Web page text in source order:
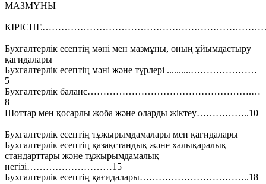
МАЗМҰНЫ
Бухгалтерлік есептің мәні мен мазмұны, оның ұйымдастыру
қағидалары
Бухгалтерлік есептің мәні және түрлері ..........…………………
5
Бухгалтерлік баланс…………………………………………….…
8
Шоттар мен қосарлы жоба және оларды жіктеу……………..10
Бухгалтерлік есептің тұжырымдамалары мен қағидалары
Бухгалтерлік есептің қазақстандық және халықаралық
стандарттары және тұжырымдамалық
негізі………………………15
Бухгалтерлік есептің қағидалары……………………………..18